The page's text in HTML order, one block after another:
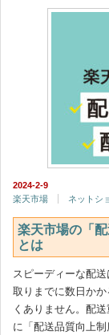
2024-2-9
楽天市場
ネットシ
楽天市場の「
とは
スピーディーな配
取りまでに数日か
くありません。配
に「配送品質向上制